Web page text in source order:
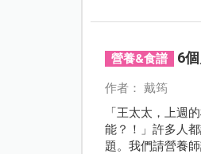
營養&食譜 6
作者： 戴筠
「王太太，上週
能？！」許多人
題。我們請營養